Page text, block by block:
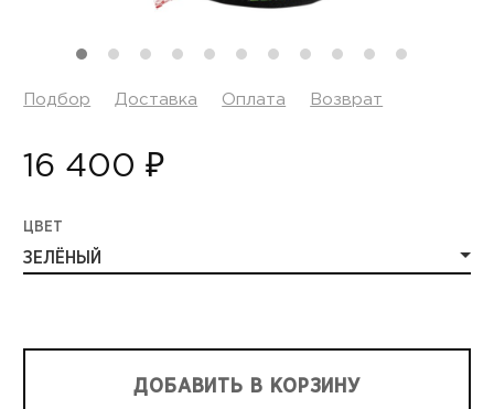
Подбор Доставка Оплата Возврат
16 400 ₽
ЦВЕТ
ЗЕЛЁНЫЙ
ДОБАВИТЬ В КОРЗИНУ